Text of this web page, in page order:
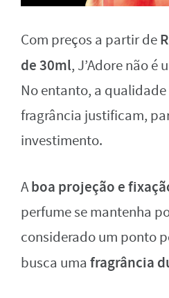
Com preços a partir de
de 30ml, J’Adore não é
No entanto, a
fragrância justificam,
investimento.
Aboa projeção e
perfume se mantenha
considerado um ponto
busca uma fragrância